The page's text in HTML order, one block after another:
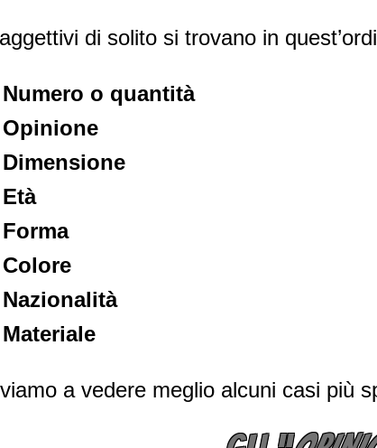
di solito si trovano in
Numero o quantità
Opinione
Dimensione
Età
Forma
Colore
Nazionalità
Materiale
a vedere meglio alcuni casi più